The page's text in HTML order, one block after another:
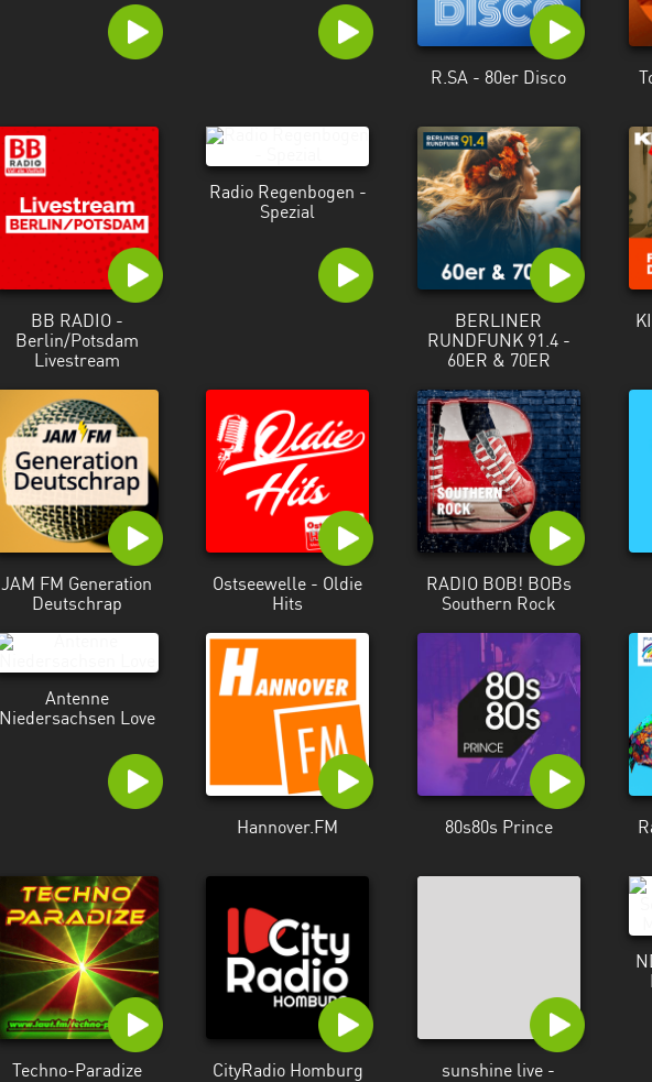
R.SA - 80er Disco
BB RADIO -
Berlin/Potsdam
Livestream
Radio Regenbogen -
Spezial
BERLINER
RUNDFUNK 91.4 -
60ER & 70ER
JAM FM Generation
Deutschrap
Ostseewelle - Oldie
Hits
RADIO BOB! BOBs
Southern Rock
Antenne
Niedersachsen Love
Hannover.FM 80s80s Prince
Techno-Paradize CityRadio Homburg
sunshine live -